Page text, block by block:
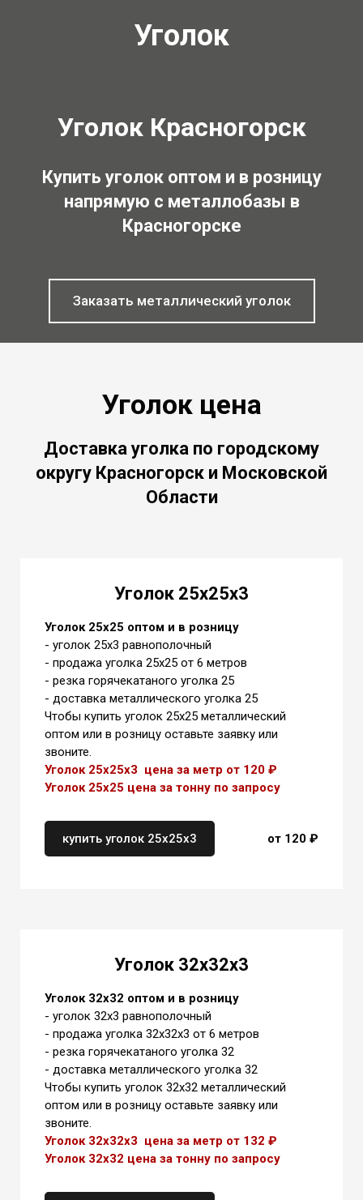
Уголок
Уголок Красногорск
Купить уголок оптом и в розницу
напрямую с металлобазы в
Красногорске
Заказать металлический уголок
Уголок цена
Доставка уголка по городскому
округу Красногорск и Московской
Области
Уголок 25х25х3
Уголок 25х25 оптом и в розницу
- уголок 25х3 равнополочный
- продажа уголка 25х25 от 6 метров
- резка горячекатаного уголка 25
- доставка металлического уголка 25
Чтобы купить уголок 25х25 металлический
оптом или в розницу оставьте заявку или
звоните.
Уголок 25х25х3 цена за метр от 120 ₽
Уголок 25х25 цена за тонну по запросу
купить уголок 25х25х3 от 120 ₽
Уголок 32х32х3
Уголок 32х32 оптом и в розницу
- уголок 32х3 равнополочный
- продажа уголка 32х32х3 от 6 метров
- резка горячекатаного уголка 32
- доставка металлического уголка 32
Чтобы купить уголок 32х32 металлический
оптом или в розницу оставьте заявку или
звоните.
Уголок 32х32х3 цена за метр от 132 ₽
Уголок 32х32 цена за тонну по запросу